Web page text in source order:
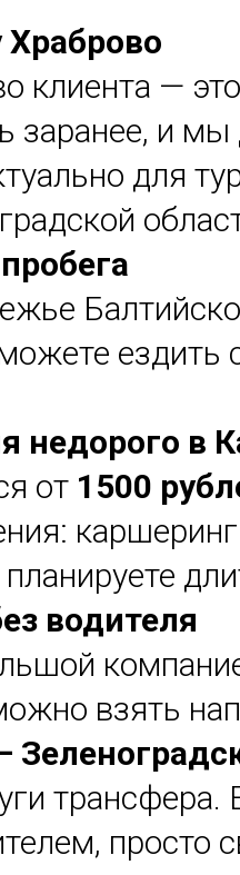
Храброво
клиента —
заранее, и
для
ездить
недорого в
от 1500
водителя
взять
просто